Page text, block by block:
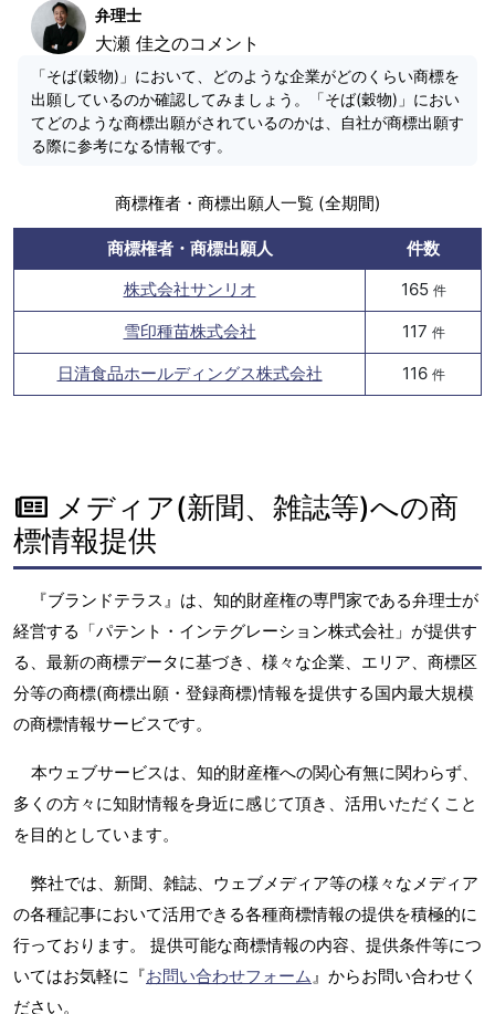
弁理士
大瀬 佳之のコメント
「そば(穀物)」において、どのような企業がどのくらい商標を
出願しているのか確認してみましょう。「そば(穀物)」におい
てどのような商標出願がされているのかは、自社が商標出願す
る際に参考になる情報です。
商標権者・商標出願人一覧 (全期間)
商標権者・商標出願人
件数
株式会社サンリオ
165 件
雪印種苗株式会社 117 件
日清食品ホールディングス株式会社 116 件
メディア(新聞、雑誌等)への商
標情報提供
『ブランドテラス』は、知的財産権の専門家である弁理士が
経営する「パテント・インテグレーション株式会社」が提供す
る、最新の商標データに基づき、様々な企業、エリア、商標区
分等の商標(商標出願・登録商標)情報を提供する国内最大規模
の商標情報サービスです。
本ウェブサービスは、知的財産権への関心有無に関わらず、
多くの方々に知財情報を身近に感じて頂き、活用いただくこと
を目的としています。
弊社では、新聞、雑誌、ウェブメディア等の様々なメディア
の各種記事において活用できる各種商標情報の提供を積極的に
行っております。 提供可能な商標情報の内容、提供条件等につ
いてはお気軽に『お問い合わせフォーム』からお問い合わせく
ださい。